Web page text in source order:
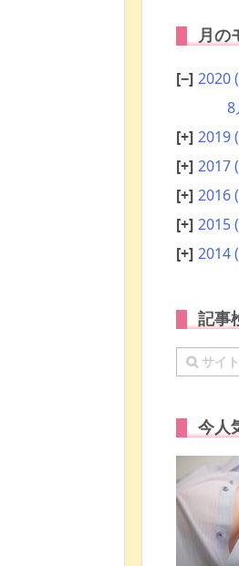
月の
2020
8
2019
2017
2016
2015
2014
記事
今人